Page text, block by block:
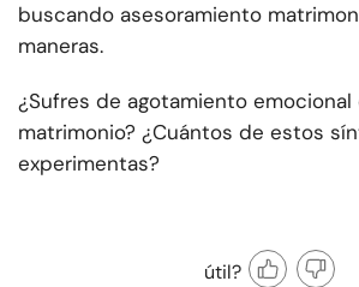
buscando asesoramiento
maneras.
¿Sufres de agotamiento emocional
matrimonio? ¿Cuántos de estos
experimentas?
útil?